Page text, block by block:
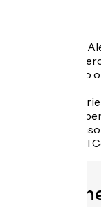
El Col de Saint-
Vassieux-en-
vistas a
La pendiente
difícil, con una
Nota: el
directamente al